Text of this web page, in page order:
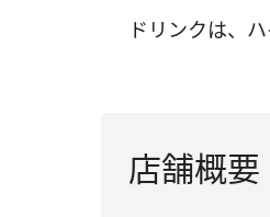
ドリンクは、
店舗概要